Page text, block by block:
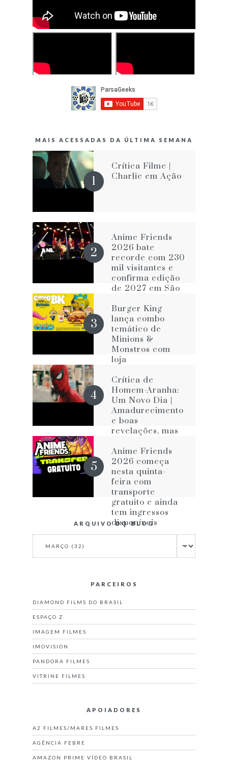
MAIS ACESSADAS DA ÚLTIMA SEMANA
Crítica Filme |
Charlie em Ação
Anime Friends
2026 bate
recorde com 230
mil visitantes e
confirma edição
de 2027 em São
Burger King
lança combo
temático de
Minions &
Monstros com
loja
Avenida Paulista
Crítica de
Homem-Aranha:
Um Novo Dia |
Amadurecimento
e boas
revelações, mas
vícios que o
impede de ser
melhor
Anime Friends
2026 começa
nesta quinta-
feira com
transporte
gratuito e ainda
tem ingressos
disponíveis
ARQUIVO DO BLOG
PARCEIROS
DIAMOND FILMS DO BRASIL
ESPAÇO Z
IMAGEM FILMES
IMOVISION
PANDORA FILMES
VITRINE FILMES
APOIADORES
A2 FILMES/MARES FILMES
AGÊNCIA FEBRE
AMAZON PRIME VÍDEO BRASIL